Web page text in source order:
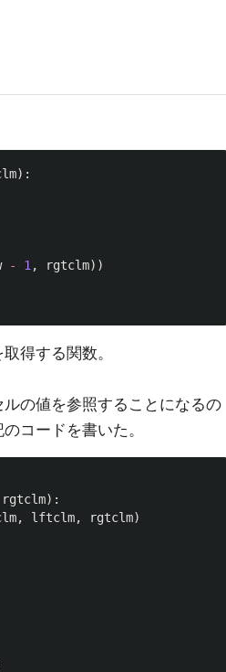
):
- 1 , rgtclm))
得する関数。
の値を参照することになるの
コードを書いた。
rgtclm):
, lftclm, rgtclm)